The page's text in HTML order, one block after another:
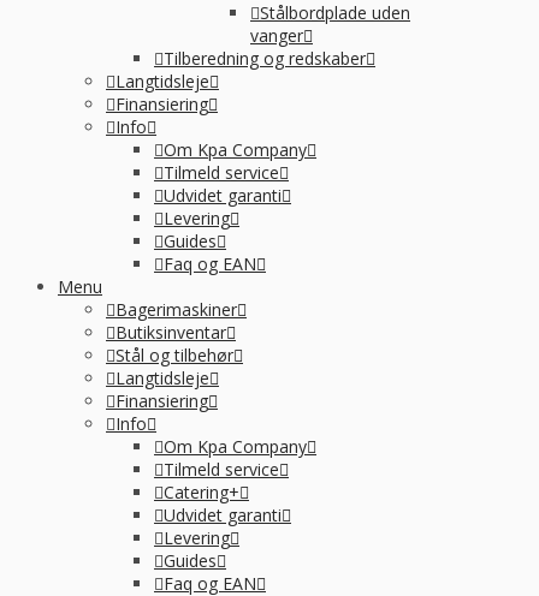
Stålbordplade uden
vanger
Tilberedning og redskaber
Langtidsleje
Finansiering
Info
Om Kpa Company
Tilmeld service
Udvidet garanti
Levering
Guides
Faq og EAN
Menu
Bagerimaskiner
Butiksinventar
Stål og tilbehør
Langtidsleje
Finansiering
Info
Om Kpa Company
Tilmeld service
Catering+
Udvidet garanti
Levering
Guides
Faq og EAN